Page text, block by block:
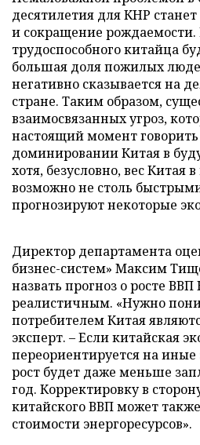
десятилетия для КНР
и сокращение рождаемости.
трудоспособного китайца
большая доля пожилых
негативно сказывается на
стране. Таким образом,
взаимосвязанных угроз,
настоящий момент
доминировании Китая в
хотя, безусловно, вес Китая
возможно не столь
прогнозируют некоторые
Директор департамента
бизнес-систем» Максим
назвать прогноз о росте ВВП
реалистичным. «Нужно
потребителем Китая
эксперт. –Если китайская
переориентируется на
рост будет даже меньше
год. Корректировку в
китайского ВВП может
стоимости энергоресурсов».